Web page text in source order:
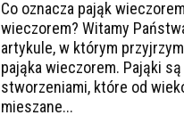
Co oznacza pająk
wieczorem? Witamy
artykule, w którym
pająka wieczorem. Pająki
stworzeniami, które od
mieszane...